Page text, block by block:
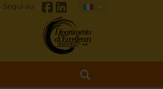
Segui su